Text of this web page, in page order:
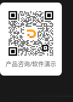
产品咨询/软件演示